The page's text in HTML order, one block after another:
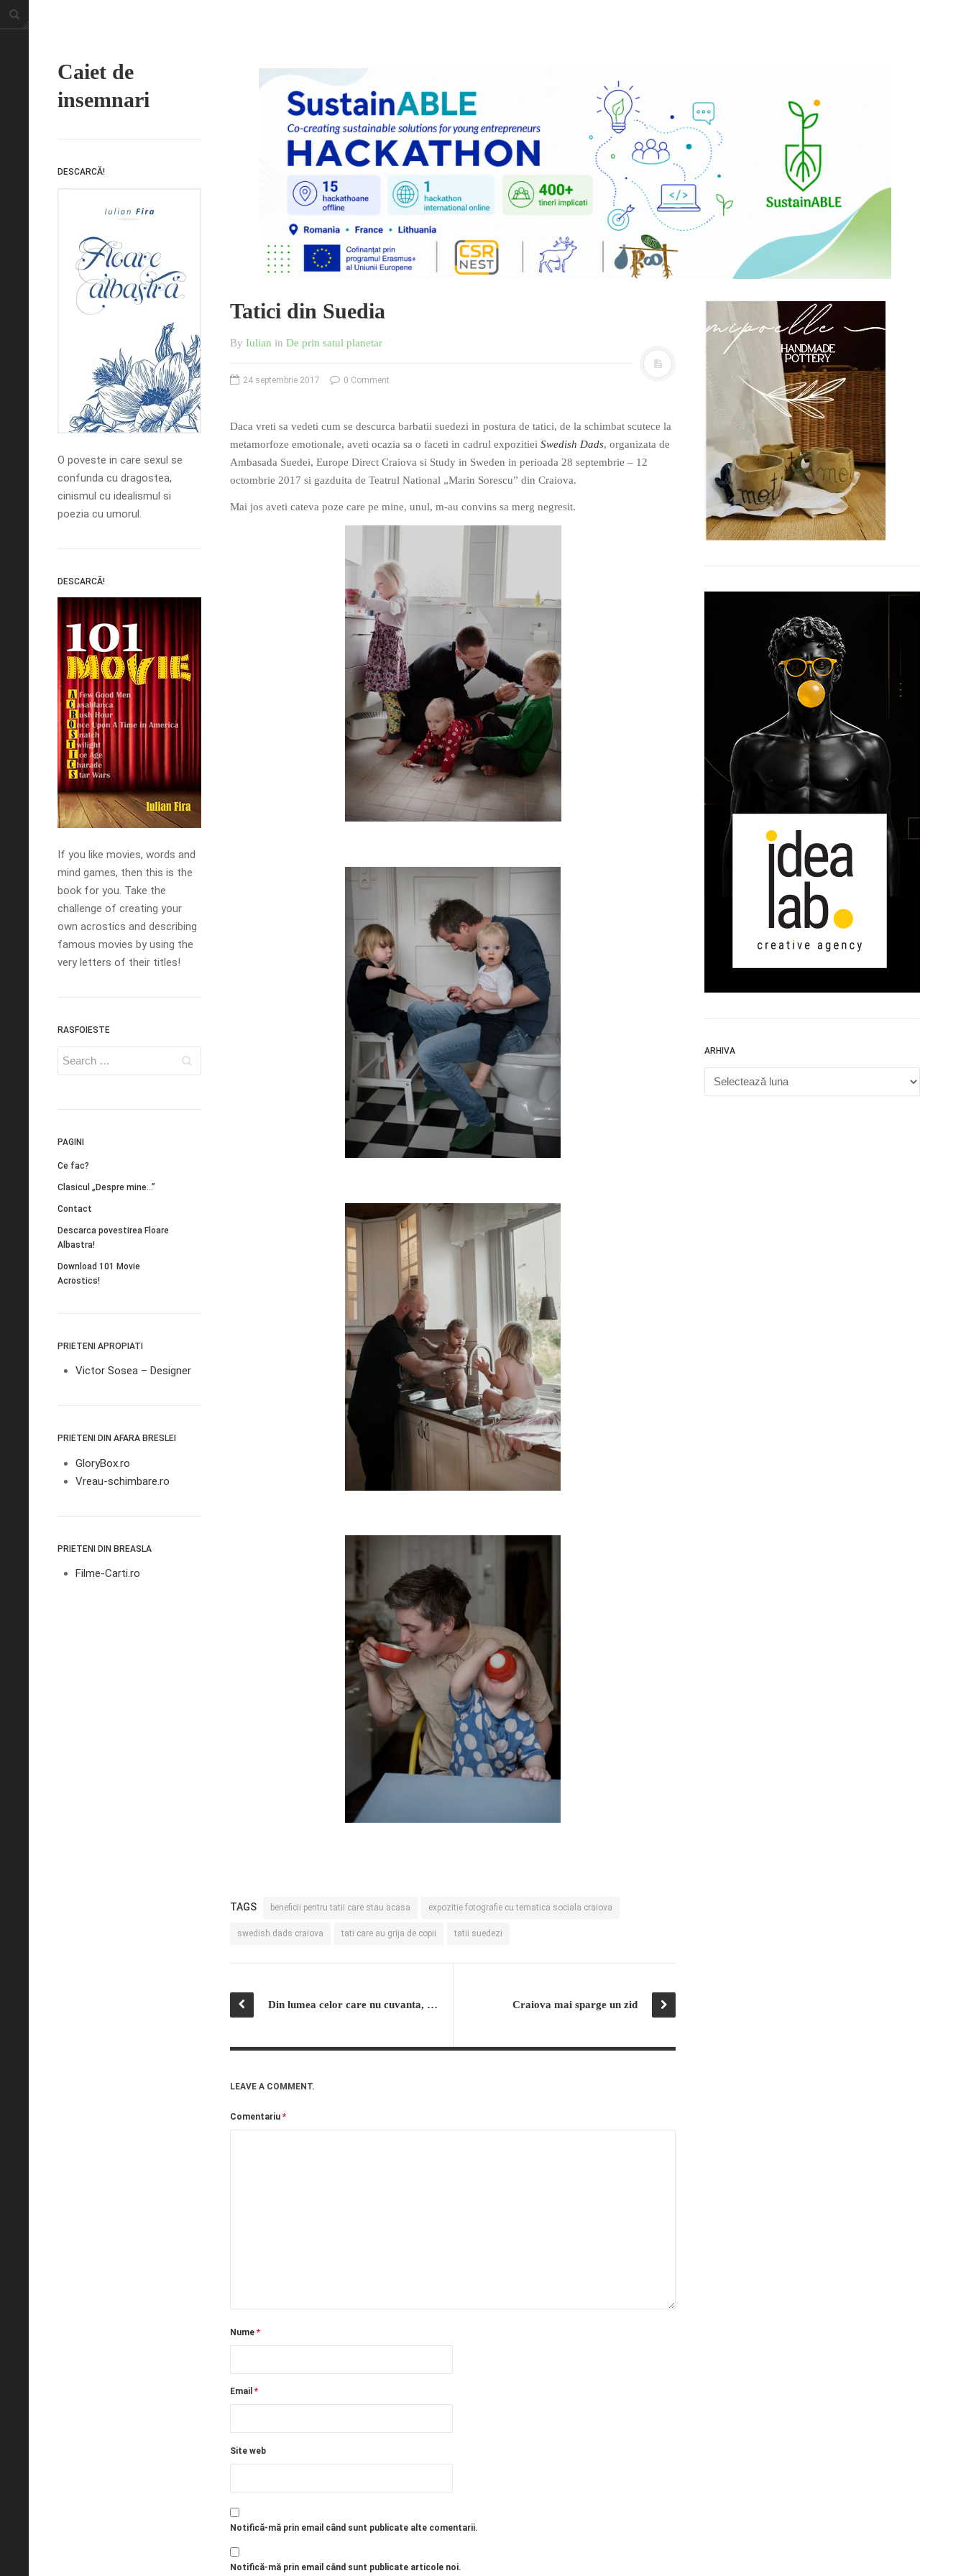
Caiet de
insemnari
DESCARCĂ!
O poveste in care sexul se
confunda cu dragostea,
cinismul cu idealismul si
poezia cu umorul.
DESCARCĂ!
If you like movies, words and
mind games, then this is the
book for you. Take the
challenge of creating your
own acrostics and describing
famous movies by using the
very letters of their titles!
RASFOIESTE
PAGINI
Ce fac?
Clasicul „Despre mine…”
Contact
Descarca povestirea Floare
Albastra!
Download 101 Movie
Acrostics!
PRIETENI APROPIATI
Victor Sosea – Designer
PRIETENI DIN AFARA BRESLEI
GloryBox.ro
Vreau-schimbare.ro
PRIETENI DIN BREASLA
Filme-Carti.ro
Tatici din Suedia
By Iulian in De prin satul planetar
24 septembrie 2017 0 Comment
Daca vreti sa vedeti cum se descurca barbatii suedezi in postura de tatici, de la schimbat scutece la
metamorfoze emotionale, aveti ocazia sa o faceti in cadrul expozitiei Swedish Dads, organizata de
Ambasada Suedei, Europe Direct Craiova si Study in Sweden in perioada 28 septembrie – 12
octombrie 2017 si gazduita de Teatrul National „Marin Sorescu” din Craiova.
Mai jos aveti cateva poze care pe mine, unul, m-au convins sa merg negresit.
TAGS beneficii pentru tatii care stau acasa expozitie fotografie cu tematica sociala craiova
swedish dads craiova tati care au grija de copii tatii suedezi
Din lumea celor care nu cuvanta, dar rezista Craiova mai sparge un zid
LEAVE A COMMENT.
Comentariu *
Nume *
Email *
Site web
Notifică-mă prin email când sunt publicate alte comentarii.
Notifică-mă prin email când sunt publicate articole noi.
ARHIVA
Arhiva